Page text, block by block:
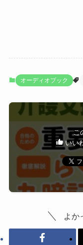
オーディオブック
こ
いい
よか